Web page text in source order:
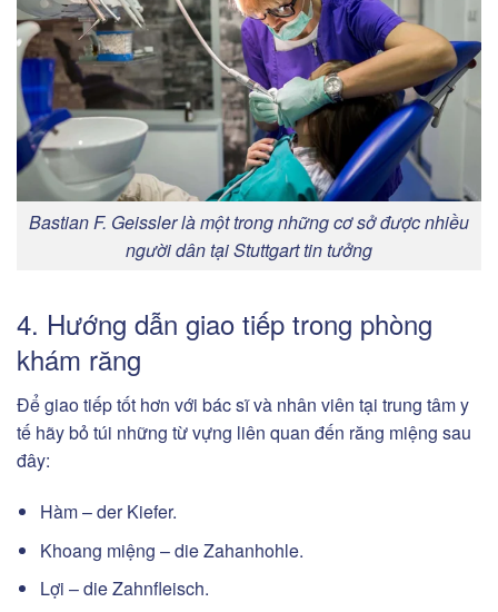
Bastian F. Geissler là một trong những cơ sở được nhiều
người dân tại Stuttgart tin tưởng
4. Hướng dẫn giao tiếp trong phòng
khám răng
Để giao tiếp tốt hơn với bác sĩ và nhân viên tại trung tâm y
tế hãy bỏ túi những từ vựng liên quan đến răng miệng sau
đây:
Hàm – der Kiefer.
Khoang miệng – die Zahanhohle.
Lợi – die Zahnfleisch.